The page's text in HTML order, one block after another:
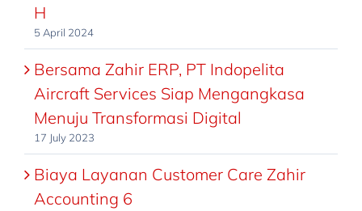
H
5 April 2024
Bersama Zahir ERP, PT Indopelita
Aircraft Services Siap Mengangkasa
Menuju Transformasi Digital
17 July 2023
Biaya Layanan Customer Care Zahir
Accounting 6